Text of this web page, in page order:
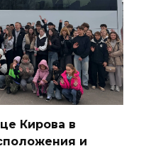
Кирова в
и